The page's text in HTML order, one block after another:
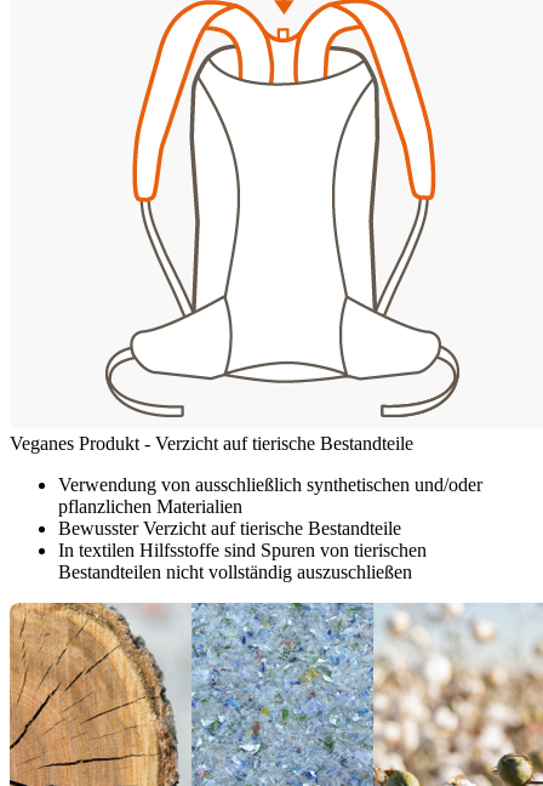
Veganes Produkt - Verzicht auf tierische Bestandteile
Verwendung von ausschließlich synthetischen und/oder
pflanzlichen Materialien
Bewusster Verzicht auf tierische Bestandteile
In textilen Hilfsstoffe sind Spuren von tierischen
Bestandteilen nicht vollständig auszuschließen